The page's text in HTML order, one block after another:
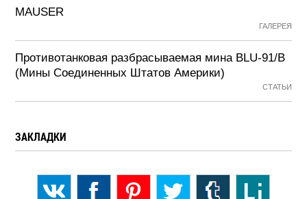
MAUSER
ГАЛЕРЕЯ
Противотанковая разбрасываемая мина BLU-91/B
(Мины Соединенных Штатов Америки)
СТАТЬИ
ЗАКЛАДКИ